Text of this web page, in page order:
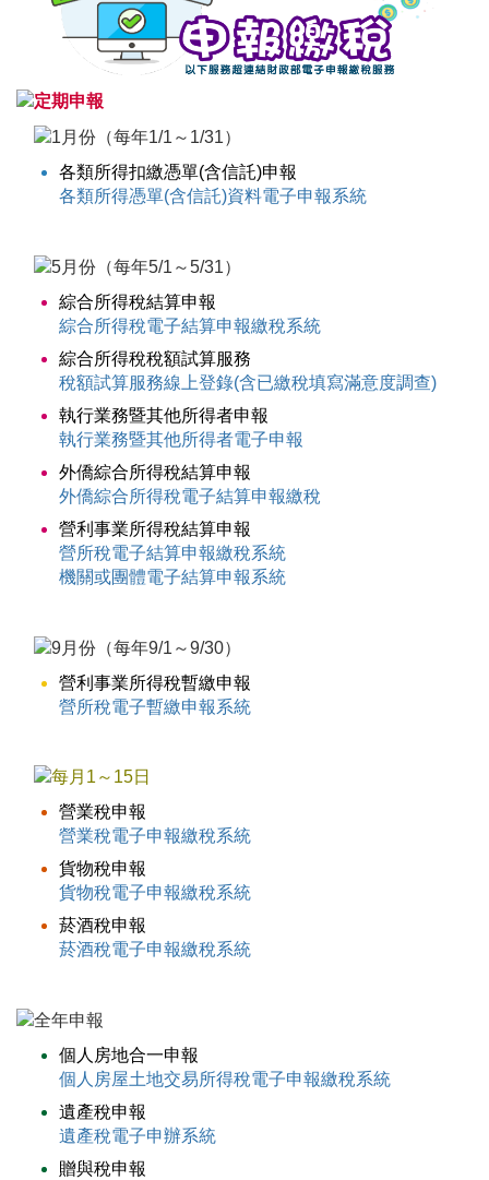
各類所得扣繳憑單(含信託)申報
各類所得憑單(含信託)資料電子申報系統
綜合所得稅結算申報
綜合所得稅電子結算申報繳稅系統
綜合所得稅稅額試算服務
稅額試算服務線上登錄(含已繳稅填寫滿意度調查)
執行業務暨其他所得者申報
執行業務暨其他所得者電子申報
外僑綜合所得稅結算申報
外僑綜合所得稅電子結算申報繳稅
營利事業所得稅結算申報
營所稅電子結算申報繳稅系統
機關或團體電子結算申報系統
營利事業所得稅暫繳申報
營所稅電子暫繳申報系統
營業稅申報
營業稅電子申報繳稅系統
貨物稅申報
貨物稅電子申報繳稅系統
菸酒稅申報
菸酒稅電子申報繳稅系統
個人房地合一申報
個人房屋土地交易所得稅電子申報繳稅系統
遺產稅申報
遺產稅電子申辦系統
贈與稅申報